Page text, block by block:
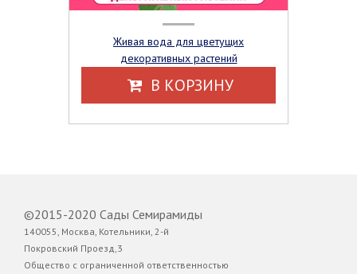
Живая вода для цветущих
декоративных растений
В КОРЗИНУ
©2015-2020 Сады Семирамиды
140055, Москва, Котельники, 2-й
Покровский Проезд,3
Общество с ограниченной ответственностью